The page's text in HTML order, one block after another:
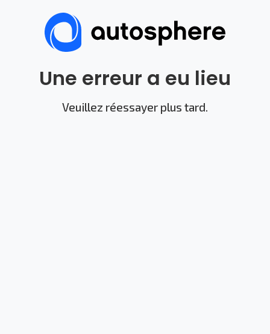
Une erreur a eu lieu
Veuillez réessayer plus tard.